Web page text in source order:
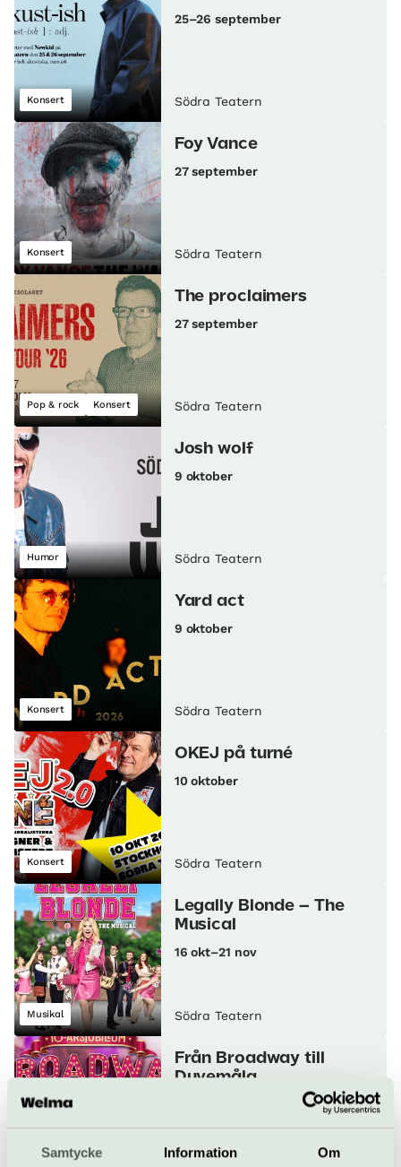
Samtycke Information Om
Konsert
25–26 september
Södra Teatern
Konsert
Foy Vance
27 september
Södra Teatern
Pop & rock Konsert
The proclaimers
27 september
Södra Teatern
Humor
Josh wolf
9 oktober
Södra Teatern
Konsert
Yard act
9 oktober
Södra Teatern
Konsert
OKEJ på turné
10 oktober
Södra Teatern
Musikal
Legally Blonde – The
Musical
16 okt–21 nov
Södra Teatern
Från Broadway till
Duvemåla